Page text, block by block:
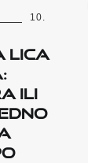
10.
lica
ili